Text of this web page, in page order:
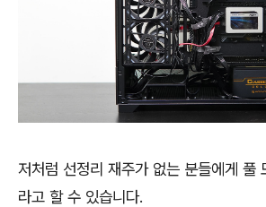
저처럼 선정리 재주가 없는 분들에게 풀
라고 할 수 있습니다.